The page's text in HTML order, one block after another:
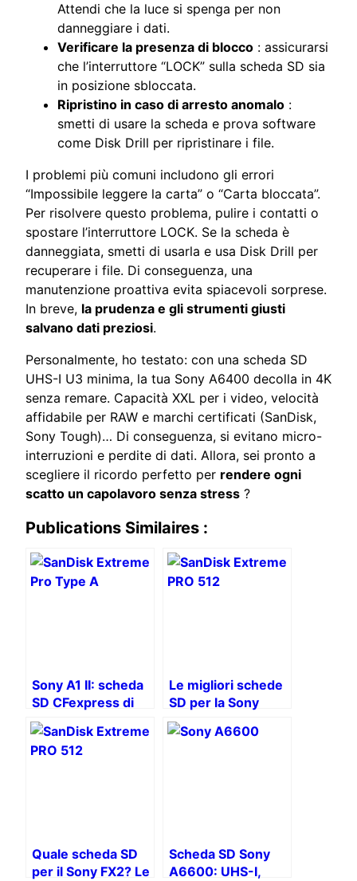
Attendi che la luce si spenga per non
danneggiare i dati.
Verificare la presenza di blocco : assicurarsi
che l’interruttore “LOCK” sulla scheda SD sia
in posizione sbloccata.
Ripristino in caso di arresto anomalo :
smetti di usare la scheda e prova software
come Disk Drill per ripristinare i file.
I problemi più comuni includono gli errori
“Impossibile leggere la carta” o “Carta bloccata”.
Per risolvere questo problema, pulire i contatti o
spostare l’interruttore LOCK. Se la scheda è
danneggiata, smetti di usarla e usa Disk Drill per
recuperare i file. Di conseguenza, una
manutenzione proattiva evita spiacevoli sorprese.
In breve, la prudenza e gli strumenti giusti
salvano dati preziosi.
Personalmente, ho testato: con una scheda SD
UHS-I U3 minima, la tua Sony A6400 decolla in 4K
senza remare. Capacità XXL per i video, velocità
affidabile per RAW e marchi certificati (SanDisk,
Sony Tough)… Di conseguenza, si evitano micro-
interruzioni e perdite di dati. Allora, sei pronto a
scegliere il ricordo perfetto per rendere ogni
scatto un capolavoro senza stress ?
Publications Similaires :
Sony A1 II: scheda
SD CFexpress di
tipo A vs SD UHS-II
Le migliori schede
SD per la Sony
A7C II
Quale scheda SD
per il Sony FX2? Le
Scheda SD Sony
A6600: UHS-I,